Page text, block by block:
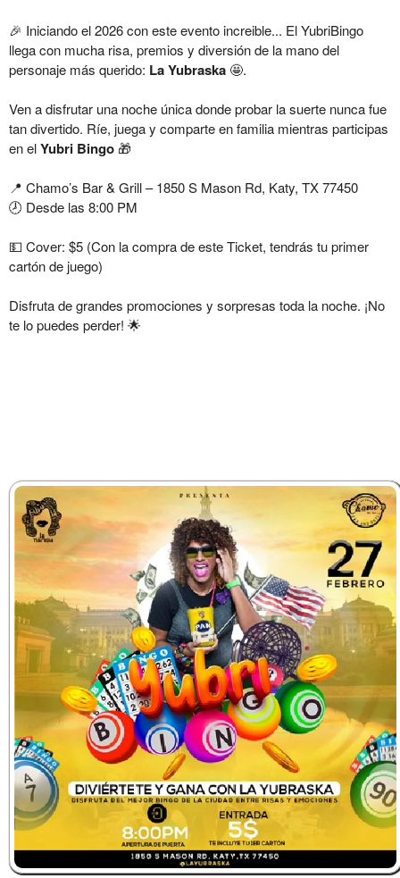
🎉 Iniciando el 2026 con este evento increible... El YubriBingo
llega con mucha risa, premios y diversión de la mano del
personaje más querido: La Yubraska 🤩.
Ven a disfrutar una noche única donde probar la suerte nunca fue
tan divertido. Ríe, juega y comparte en familia mientras participas
en elYubri Bingo 🎁
📍 Chamo’s Bar & Grill – 1850 S Mason Rd, Katy, TX 77450
🕗 Desde las 8:00 PM
💵 Cover: $5 (Con la compra de este Ticket, tendrás tu primer
cartón de juego)
Disfruta de grandes promociones y sorpresas toda la noche. ¡No
te lo puedes perder! 🌟